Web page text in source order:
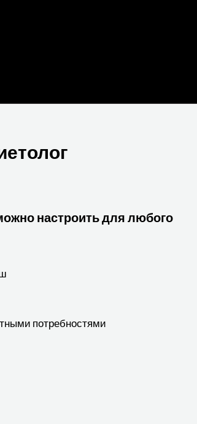
настроить для любого
потребностями